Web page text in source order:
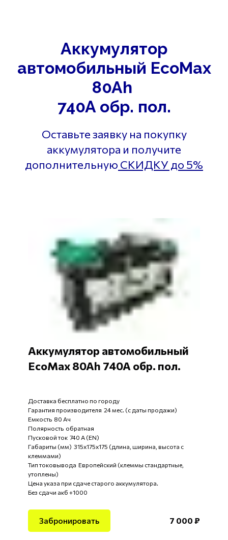
Аккумулятор
автомобильный EcoMax
80Ah
740A обр. пол.
Оставьте заявку на покупку
аккумулятора и получите
дополнительную СКИДКУ до 5%
Аккумулятор автомобильный
EcoMax 80Ah 740A обр. пол.
Доставка бесплатно по городу
Гарантия производителя 24 мес. (с даты продажи)
Емкость 80 Ач
Полярность обратная
Пусковой ток 740 А (EN)
Габариты (мм) 315x175x175 (длина, ширина, высота с
клеммами)
Тип токовывода Европейский (клеммы стандартные,
утоплены)
Цена указа при сдаче старого аккумулятора.
Без сдачи акб +1000
Забронировать 7 000 ₽